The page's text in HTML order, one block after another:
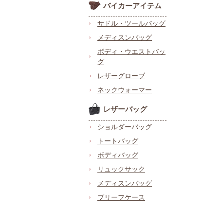
バイカーアイテム
サドル・ツールバッグ
メディスンバッグ
ボディ・ウエストバッ
グ
レザーグローブ
ネックウォーマー
レザーバッグ
ショルダーバッグ
トートバッグ
ボディバッグ
リュックサック
メディスンバッグ
ブリーフケース